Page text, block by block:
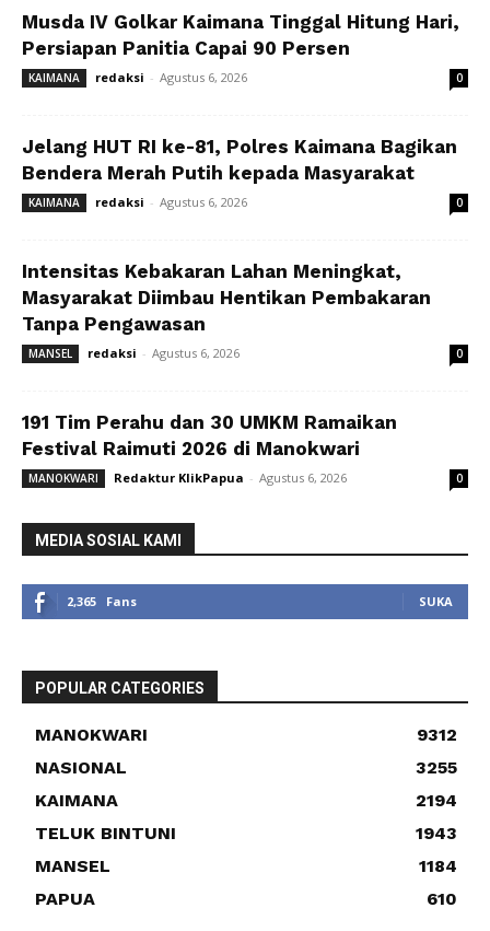
Musda IV Golkar Kaimana Tinggal Hitung Hari,
Persiapan Panitia Capai 90 Persen
KAIMANA redaksi - Agustus 6, 2026 0
Jelang HUT RI ke-81, Polres Kaimana Bagikan
Bendera Merah Putih kepada Masyarakat
KAIMANA redaksi - Agustus 6, 2026 0
Intensitas Kebakaran Lahan Meningkat,
Masyarakat Diimbau Hentikan Pembakaran
Tanpa Pengawasan
MANSEL redaksi - Agustus 6, 2026 0
191 Tim Perahu dan 30 UMKM Ramaikan
Festival Raimuti 2026 di Manokwari
MANOKWARI Redaktur KlikPapua - Agustus 6, 2026 0
MEDIA SOSIAL KAMI
2,365 Fans SUKA
POPULAR CATEGORIES
MANOKWARI
9312
NASIONAL
3255
KAIMANA
2194
TELUK BINTUNI
1943
MANSEL
1184
PAPUA
610